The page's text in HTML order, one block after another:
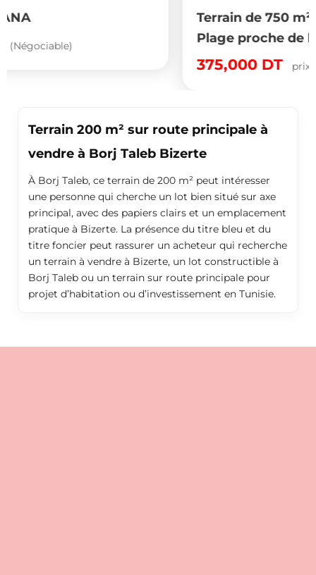
Terrain de 750 m² à vendre à Raoued
Plage proche de la mer
prix global (Fixe)
Terrain 200 m² sur route principale à
vendre à Borj Taleb Bizerte
À Borj Taleb, ce terrain de 200 m² peut intéresser
une personne qui cherche un lot bien situé sur axe
principal, avec des papiers clairs et un emplacement
pratique à Bizerte. La présence du titre bleu et du
titre foncier peut rassurer un acheteur qui recherche
un terrain à vendre à Bizerte, un lot constructible à
Borj Taleb ou un terrain sur route principale pour
projet d’habitation ou d’investissement en Tunisie.